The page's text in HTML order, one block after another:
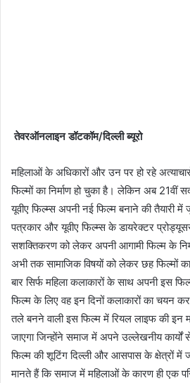
तेवरऑनलाइन डॉटकॉम/दिल्ली ब्यूरो
महिलाओं के अधिकारों और उन पर हो रहे
फिल्मों का निर्माण हो चुका है। लेकिन अब 21वीं
यूवीए फिल्म्स अपनी नई फिल्म बनाने की तैयारी
पत्रकार और यूवीए फिल्म्स के डायरेक्टर प्रोड्यूसर
सशक्तिकरण को लेकर अपनी आगामी फिल्म के
अभी तक सामाजिक विषयों को लेकर छह फिल्मों
बार सिर्फ महिला कलाकारों के साथ अपनी इस
फिल्म के लिए वह इन दिनों कलाकारों का चयन
तले बनने वाली इस फिल्म में रियल लाइफ की इन
जाएगा जिन्होंने समाज में अपने उल्लेखनीय कार्यों
फिल्म की शूटिंग दिल्ली और आसपास के क्षेत्रों में
मानते हैं कि समाज में महिलाओं के कारण ही एक